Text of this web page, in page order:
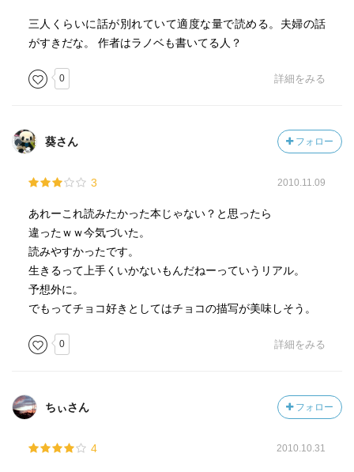
三人くらいに話が別れていて適度な量で読める。夫婦の話
がすきだな。 作者はラノベも書いてる人？
0 詳細をみる
葵さん フォロー
3 2010.11.09
あれーこれ読みたかった本じゃない？と思ったら
違ったｗｗ今気づいた。
読みやすかったです。
生きるって上手くいかないもんだねーっていうリアル。
予想外に。
でもってチョコ好きとしてはチョコの描写が美味しそう。
0 詳細をみる
ちぃさん フォロー
4 2010.10.31